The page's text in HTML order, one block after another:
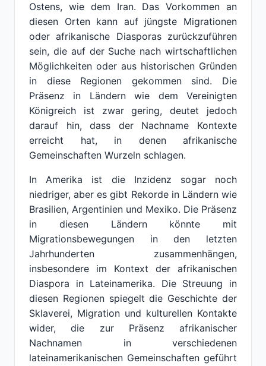
Ostens, wie dem Iran. Das Vorkommen an
diesen Orten kann auf jüngste Migrationen
oder afrikanische Diasporas zurückzuführen
sein, die auf der Suche nach wirtschaftlichen
Möglichkeiten oder aus historischen Gründen
in diese Regionen gekommen sind. Die
Präsenz in Ländern wie dem Vereinigten
Königreich ist zwar gering, deutet jedoch
darauf hin, dass der Nachname Kontexte
erreicht hat, in denen afrikanische
Gemeinschaften Wurzeln schlagen.
In Amerika ist die Inzidenz sogar noch
niedriger, aber es gibt Rekorde in Ländern wie
Brasilien, Argentinien und Mexiko. Die Präsenz
in diesen Ländern könnte mit
Migrationsbewegungen in den letzten
Jahrhunderten zusammenhängen,
insbesondere im Kontext der afrikanischen
Diaspora in Lateinamerika. Die Streuung in
diesen Regionen spiegelt die Geschichte der
Sklaverei, Migration und kulturellen Kontakte
wider, die zur Präsenz afrikanischer
Nachnamen in verschiedenen
lateinamerikanischen Gemeinschaften geführt